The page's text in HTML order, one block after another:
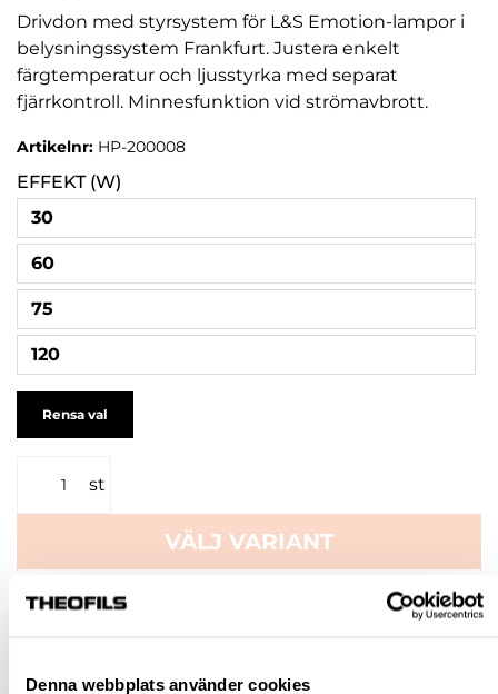
Denna webbplats använder cookies
Drivdon med styrsystem för L&S Emotion-lampor i
belysningssystem Frankfurt. Justera enkelt
färgtemperatur och ljusstyrka med separat
fjärrkontroll. Minnesfunktion vid strömavbrott.
Artikelnr: HP-200008
EFFEKT (W)
30
60
75
120
Rensa val
st
VÄLJ VARIANT
Snabba leveranser